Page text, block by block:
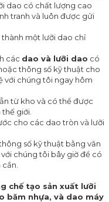
dao có chất lượng cao
tranh và luôn được gửi
một lưỡi dao chỉ
các dao và lưỡi dao có
thông số kỹ thuật cho
với chúng tôi ngay hôm
từ kho và có thể được
giới.
cho các dao tròn và lưỡi
số kỹ thuật bằng văn
chúng tôi bây giờ để có
chế tạo sản xuất lưỡi
băm nhựa, và dao máy